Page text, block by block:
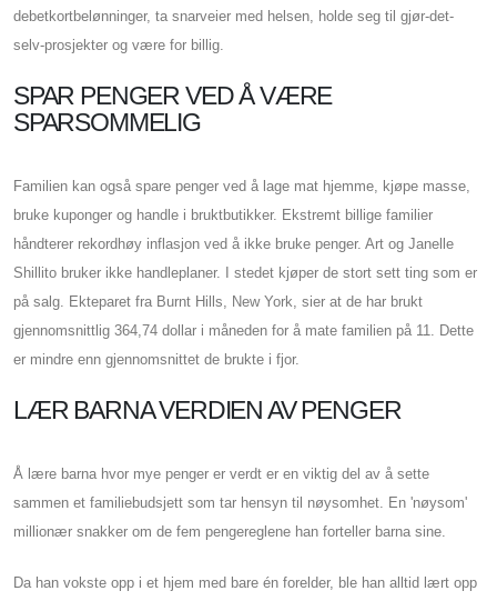
debetkortbelønninger, ta snarveier med helsen, holde seg til gjør-det-
selv-prosjekter og være for billig.
SPAR PENGER VED Å VÆRE
SPARSOMMELIG
Familien kan også spare penger ved å lage mat hjemme, kjøpe masse,
bruke kuponger og handle i bruktbutikker. Ekstremt billige familier
håndterer rekordhøy inflasjon ved å ikke bruke penger. Art og Janelle
Shillito bruker ikke handleplaner. I stedet kjøper de stort sett ting som er
på salg. Ekteparet fra Burnt Hills, New York, sier at de har brukt
gjennomsnittlig 364,74 dollar i måneden for å mate familien på 11. Dette
er mindre enn gjennomsnittet de brukte i fjor.
LÆR BARNA VERDIEN AV PENGER
Å lære barna hvor mye penger er verdt er en viktig del av å sette
sammen et familiebudsjett som tar hensyn til nøysomhet. En 'nøysom'
millionær snakker om de fem pengereglene han forteller barna sine.
Da han vokste opp i et hjem med bare én forelder, ble han alltid lært opp